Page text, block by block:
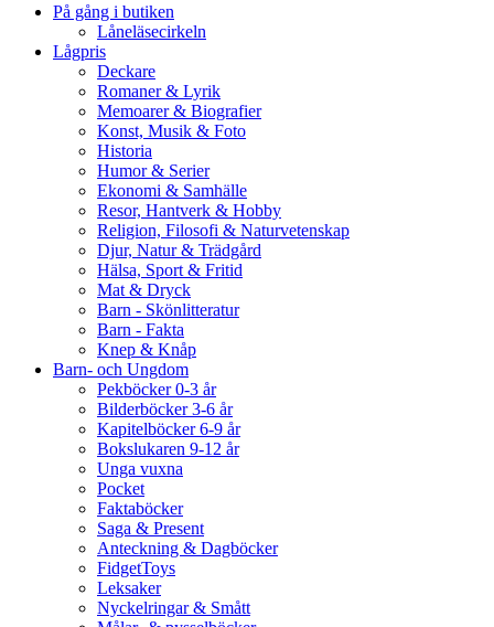
På gång i butiken
Låneläsecirkeln
Lågpris
Deckare
Romaner & Lyrik
Memoarer & Biografier
Konst, Musik & Foto
Historia
Humor & Serier
Ekonomi & Samhälle
Resor, Hantverk & Hobby
Religion, Filosofi & Naturvetenskap
Djur, Natur & Trädgård
Hälsa, Sport & Fritid
Mat & Dryck
Barn - Skönlitteratur
Barn - Fakta
Knep & Knåp
Barn- och Ungdom
Pekböcker 0-3 år
Bilderböcker 3-6 år
Kapitelböcker 6-9 år
Bokslukaren 9-12 år
Unga vuxna
Pocket
Faktaböcker
Saga & Present
Anteckning & Dagböcker
FidgetToys
Leksaker
Nyckelringar & Smått